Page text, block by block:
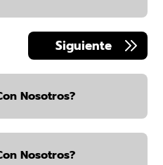
Nosotros?
Nosotros?